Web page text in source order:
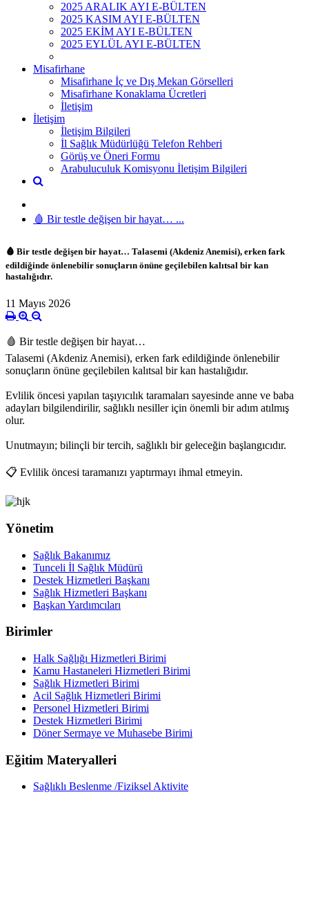
2025 ARALIK AYI E-BÜLTEN
2025 KASIM AYI E-BÜLTEN
2025 EKİM AYI E-BÜLTEN
2025 EYLÜL AYI E-BÜLTEN
Misafirhane
Misafirhane İç ve Dış Mekan Görselleri
Misafirhane Konaklama Ücretleri
İletişim
İletişim
İletişim Bilgileri
İl Sağlık Müdürlüğü Telefon Rehberi
Görüş ve Öneri Formu
Arabuluculuk Komisyonu İletişim Bilgileri
🩸 Bir testle değişen bir hayat… ...
🩸 Bir testle değişen bir hayat… Talasemi (Akdeniz Anemisi), erken fark
edildiğinde önlenebilir sonuçların önüne geçilebilen kalıtsal bir kan
hastalığıdır.
11 Mayıs 2026
🩸 Bir testle değişen bir hayat…
Talasemi (Akdeniz Anemisi), erken fark edildiğinde önlenebilir
sonuçların önüne geçilebilen kalıtsal bir kan hastalığıdır.
Evlilik öncesi yapılan taşıyıcılık taramaları sayesinde anne ve baba
adayları bilgilendirilir, sağlıklı nesiller için önemli bir adım atılmış
olur.
Unutmayın; bilinçli bir tercih, sağlıklı bir geleceğin başlangıcıdır.
📋 Evlilik öncesi taramanızı yaptırmayı ihmal etmeyin.
Yönetim
Sağlık Bakanımız
Tunceli İl Sağlık Müdürü
Destek Hizmetleri Başkanı
Sağlık Hizmetleri Başkanı
Başkan Yardımcıları
Birimler
Halk Sağlığı Hizmetleri Birimi
Kamu Hastaneleri Hizmetleri Birimi
Sağlık Hizmetleri Birimi
Acil Sağlık Hizmetleri Birimi
Personel Hizmetleri Birimi
Destek Hizmetleri Birimi
Döner Sermaye ve Muhasebe Birimi
Eğitim Materyalleri
Sağlıklı Beslenme /Fiziksel Aktivite